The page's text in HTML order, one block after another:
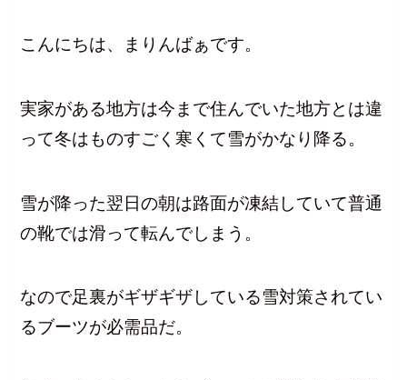
こんにちは、まりんばぁです。
実家がある地方は今まで住んでいた地方とは違
って冬はものすごく寒くて雪がかなり降る。
雪が降った翌日の朝は路面が凍結していて普通
の靴では滑って転んでしまう。
なので足裏がギザギザしている雪対策されてい
るブーツが必需品だ。